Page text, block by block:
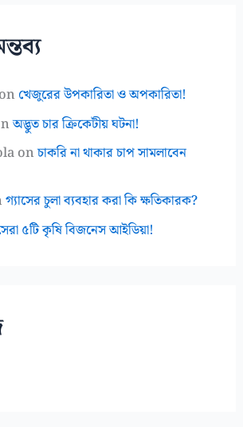
on খেজুরের উপকারিতা ও অপকারিতা!
অদ্ভুত চার ক্রিকেটীয় ঘটনা!
onচাকরি না থাকার চাপ সামলাবেন
গ্যাসের চুলা ব্যবহার করা কি ক্ষতিকারক?
৫টি কৃষি বিজনেস আইডিয়া!